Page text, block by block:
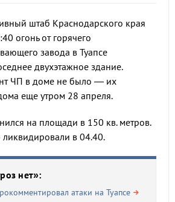
штаб Краснодарского края
огонь от горячего
завода в Туапсе
двухэтажное здание.
ЧП в доме не было — их
еще утром 28 апреля.
на площади в 150 кв. метров.
в 04.40.
нет»:
атаки на Туапсе